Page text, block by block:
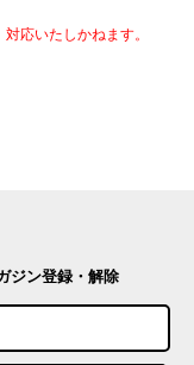
応いたしかねます。
ジン登録・解除